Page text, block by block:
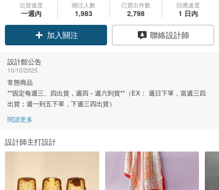
出貨速度
一週內
關注人數
1,983
已賣出件數
2,798
回應速度
1 日內
領優惠券
加入關注
聯絡設計師
設計館公告
10/10/2025
常態商品
**固定每週三、四出貨，週四－週六到貨**（EX： 週日下單，當週三四
出貨；週一到五下單，下週三四出貨）
閱讀更多
設計師主打設計